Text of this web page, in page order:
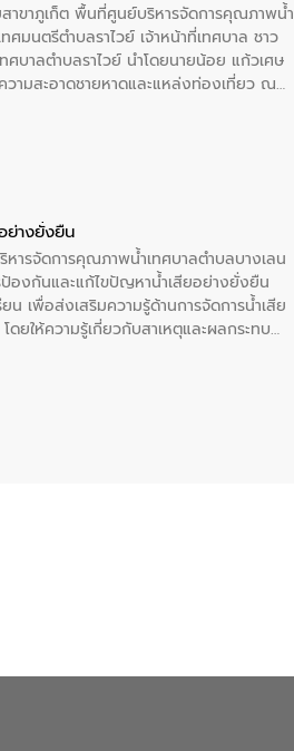
าขาภูเก็ต พื้นที่ศูนย์บริหารจัดการคุณภาพน้ำ
ศมนตรีตำบลราไวย์ เจ้าหน้าที่เทศบาล ชาว
ศบาลตำบลราไวย์ นำโดยนายน้อย แก้วเศษ
วามสะอาดชายหาดและแหล่งท่องเที่ยว ณ
ย่างยั่งยืน
ารจัดการคุณภาพน้ำเทศบาลตำบลบางเลน
ป้องกันและแก้ไขปัญหาน้ำเสียอย่างยั่งยืน
เพื่อส่งเสริมความรู้ด้านการจัดการน้ำเสีย
ยให้ความรู้เกี่ยวกับสาเหตุและผลกระทบ
เทศบาลตำบลบางเลน จังหวัดนครปฐม